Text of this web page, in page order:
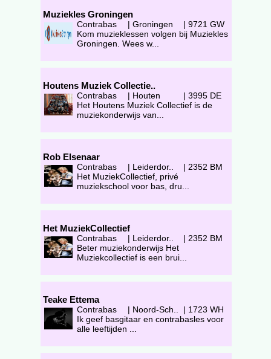
Muziekles Groningen
Contrabas | Groningen | 9721 GW
Kom muzieklessen volgen bij Muziekles
Groningen. Wees w...
Houtens Muziek Collectie..
Contrabas | Houten | 3995 DE
Het Houtens Muziek Collectief is de
muziekonderwijs van...
Rob Elsenaar
Contrabas | Leiderdor.. | 2352 BM
Het MuziekCollectief, privé
muziekschool voor bas, dru...
Het MuziekCollectief
Contrabas | Leiderdor.. | 2352 BM
Beter muziekonderwijs Het
Muziekcollectief is een brui...
Teake Ettema
Contrabas | Noord-Sch.. | 1723 WH
Ik geef basgitaar en contrabasles voor
alle leeftijden ...